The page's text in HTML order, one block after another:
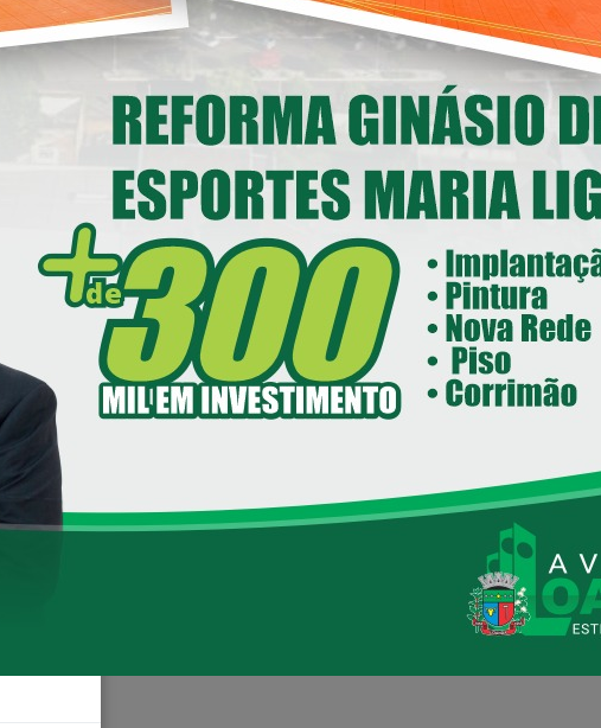
Deputado Federal Toninho
Wandscheer cumpre agenda
institucional em Loanda
Secretaria de Esportes e Lazer - SEEL
reforma do Ginásio de Esportes
Maria Ligiane
11/05/2026 08:00
Secretaria de Indústria, Comércio - SEIC
Distrito Industrial de Loanda avança e
24/04/2026 08:00